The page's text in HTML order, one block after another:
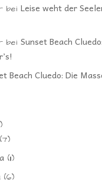
bei Leise weht der
bei Sunset Beach
Beach Cluedo: Die
(11)
(6)